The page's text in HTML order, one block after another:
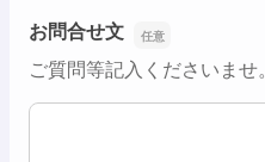
お問合せ文
ご質問等記入くださいませ。
お問合せ文